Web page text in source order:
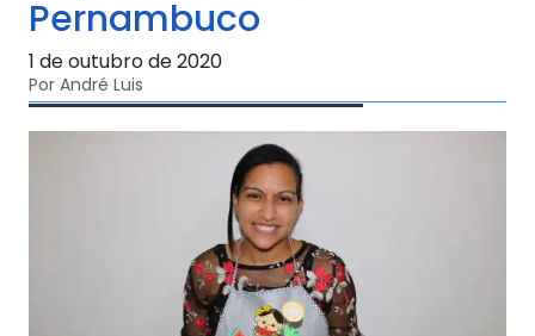
Pernambuco
1 de outubro de 2020
Por André Luis